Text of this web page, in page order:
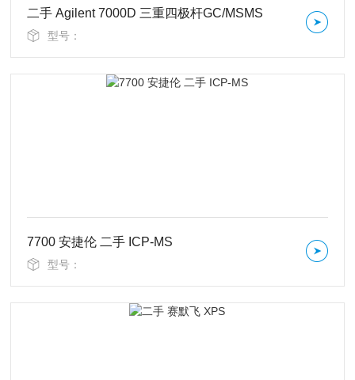
二手 Agilent 7000D 三重四极杆GC/MSMS
型号：
7700 安捷伦 二手 ICP-MS
型号：